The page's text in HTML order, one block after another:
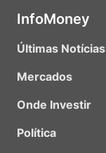
InfoMoney
Últimas Notícias
Mercados
Onde Investir
Política